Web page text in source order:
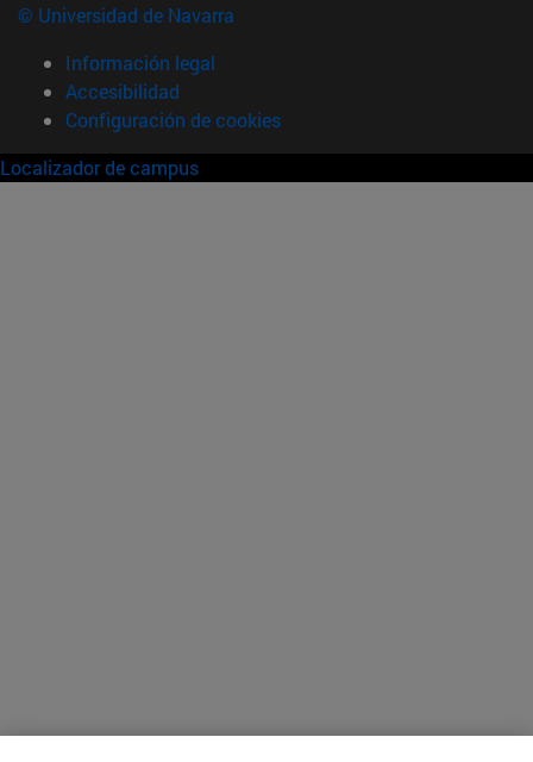
© Universidad de Navarra
Información legal
Accesibilidad
Configuración de cookies
Localizador de campus